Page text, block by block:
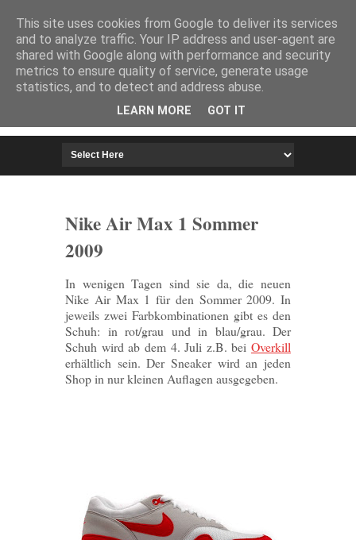
HOME IMPRESSUM
Nike Air Max 1 Sommer
2009
In wenigen Tagen sind sie da, die neuen
Nike Air Max 1 für den Sommer 2009. In
jeweils zwei Farbkombinationen gibt es den
Schuh: in rot/grau und in blau/grau. Der
Schuh wird ab dem 4. Juli z.B. bei Overkill
erhältlich sein. Der Sneaker wird an jeden
Shop in nur kleinen Auflagen ausgegeben.
This site uses cookies from Google to deliver its services
and to analyze traffic. Your IP address and user-agent are
shared with Google along with performance and security
metrics to ensure quality of service, generate usage
statistics, and to detect and address abuse.
LEARN MORE GOT IT